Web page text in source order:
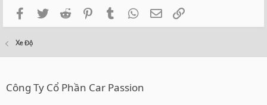
FacebookTwitterReddit PinterestTumblrWhatsApp
Email
Xe Độ
Công Ty Cổ Phần Car Passion